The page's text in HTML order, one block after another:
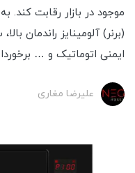
موجود در بازار رقابت کند.
(برنر) آلومینایز راندمان
ایمنی اتوماتیک و …
علیرضا مغاری